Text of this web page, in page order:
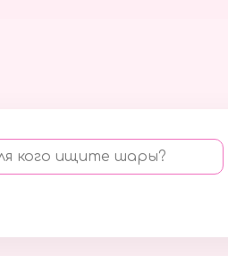
кого ищите шары?